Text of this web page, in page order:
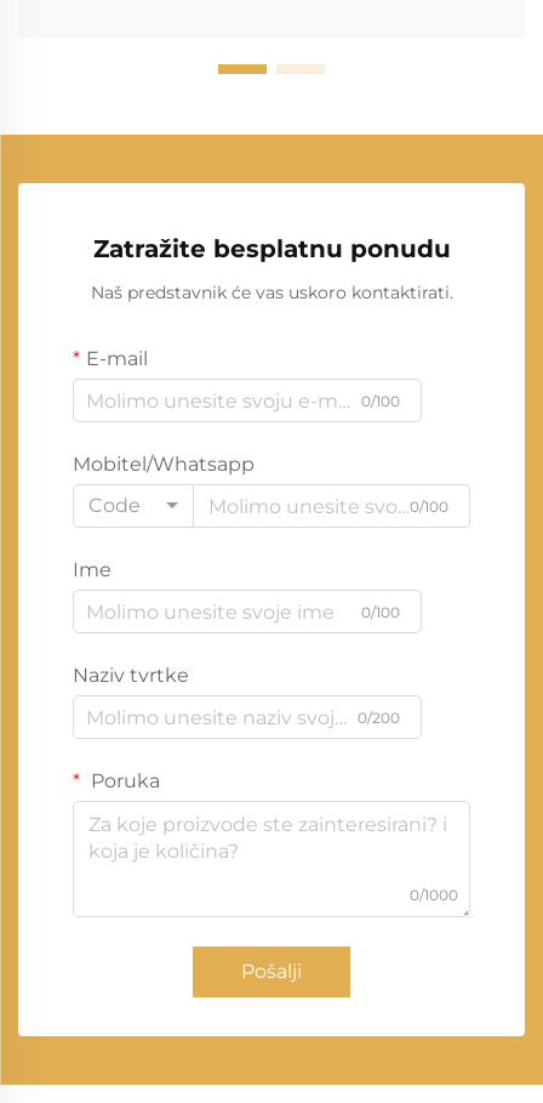
Zatražite besplatnu ponudu
Naš predstavnik će vas uskoro kontaktirati.
E-mail
0/100
Mobitel/Whatsapp
Code
0/100
Ime
0/100
Naziv tvrtke
0/200
Poruka
0/1000
Pošalji